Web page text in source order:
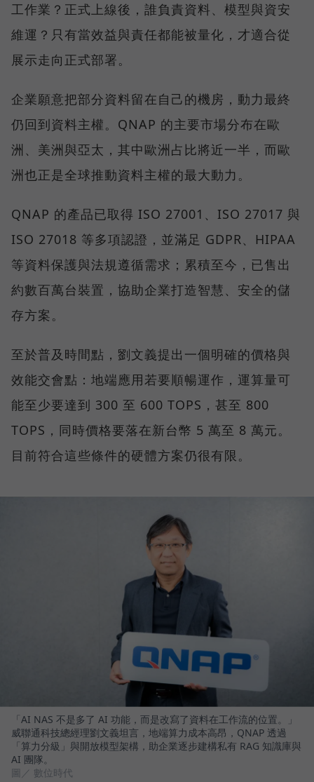
工作業？正式上線後，誰負責資料、模型與資安
維運？只有當效益與責任都能被量化，才適合從
展示走向正式部署。
企業願意把部分資料留在自己的機房，動力最終
仍回到資料主權。QNAP 的主要市場分布在歐
洲、美洲與亞太，其中歐洲占比將近一半，而歐
洲也正是全球推動資料主權的最大動力。
QNAP 的產品已取得 ISO 27001、ISO 27017 與
ISO 27018 等多項認證，並滿足 GDPR、HIPAA
等資料保護與法規遵循需求；累積至今，已售出
約數百萬台裝置，協助企業打造智慧、安全的儲
存方案。
至於普及時間點，劉文義提出一個明確的價格與
效能交會點：地端應用若要順暢運作，運算量可
能至少要達到 300 至 600 TOPS，甚至 800
TOPS，同時價格要落在新台幣 5 萬至 8 萬元。
目前符合這些條件的硬體方案仍很有限。
「AI NAS 不是多了 AI 功能，而是改寫了資料在工作流的位置。」
威聯通科技總經理劉文義坦言，地端算力成本高昂，QNAP 透過
「算力分級」與開放模型架構，助企業逐步建構私有 RAG 知識庫與
AI 團隊。
圖／ 數位時代